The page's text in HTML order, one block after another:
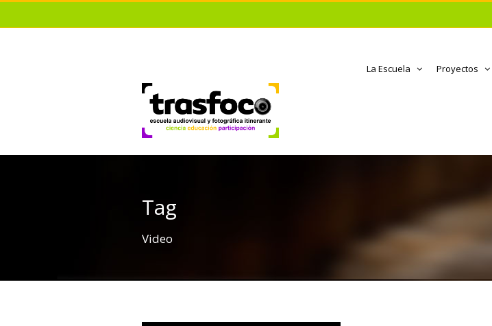
La Escuela Proyectos
Tag
Video